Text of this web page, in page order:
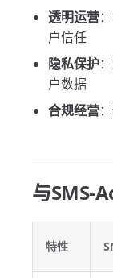
透明运营
户信任
隐私保护
户数据
合规经营
与SMS-
特性